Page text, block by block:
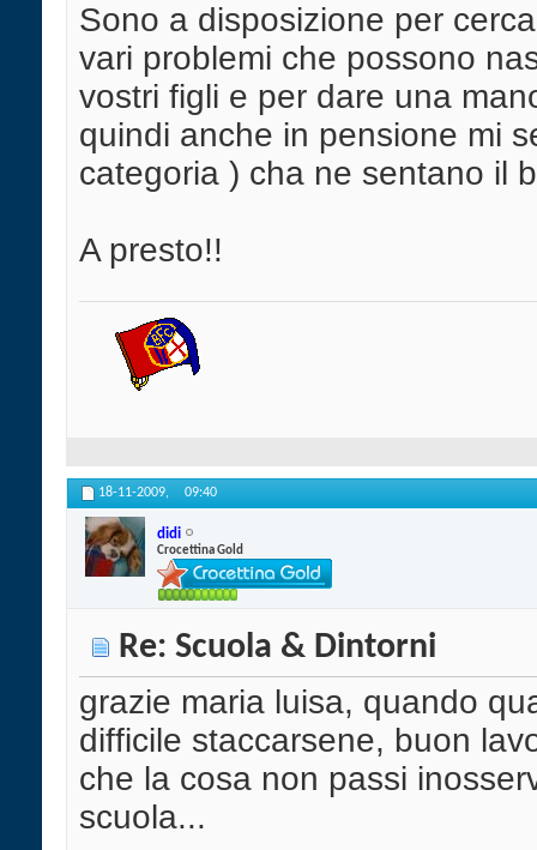
Sono a disposizione per
vari problemi che possono
vostri figli e per dare una
quindi anche in pensione mi
categoria ) cha ne sentano il
A presto!!
18-11-2009, 09:40
didi
Crocettina Gold
Re: Scuola & Dintorni
grazie maria luisa, quando
difficile staccarsene, buon
che la cosa non passi
scuola...